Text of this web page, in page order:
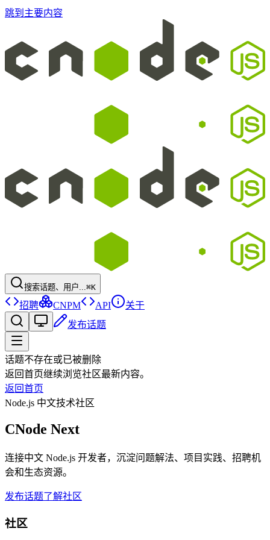
跳到主要内容
搜索话题、用户...⌘K
招聘 CNPM API
关于
发布话题
话题不存在或已被删除
返回首页继续浏览社区最新内容。
返回首页
Node.js 中文技术社区
CNode Next
连接中文 Node.js 开发者，沉淀问题解法、项目实践、招聘机
会和生态资源。
发布话题了解社区
社区